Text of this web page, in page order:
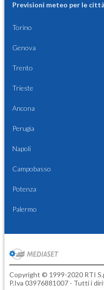
Previsioni meteo per le
Torino
Genova
Trento
Trieste
Ancona
Perugia
Napoli
Campobasso
Potenza
Palermo
Copyright © 1999-2020 RTI
P.Iva 03976881007 - Tutti i